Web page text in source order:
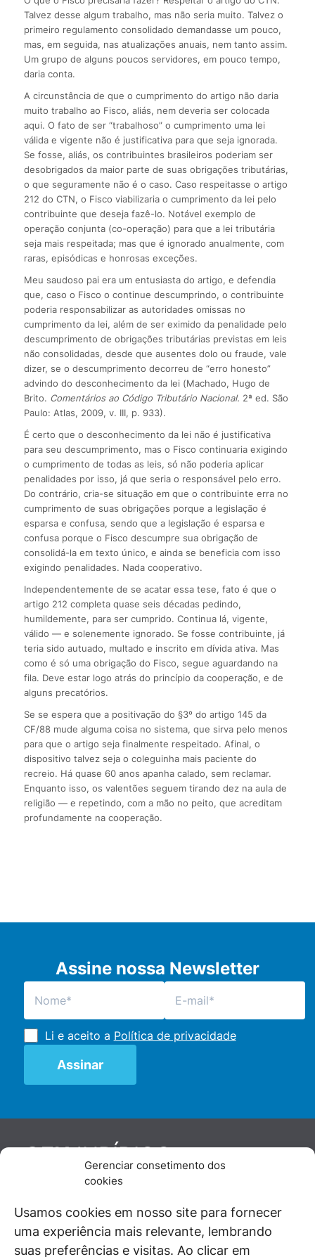
Gerenciar consetimento dos
cookies
Usamos cookies em nosso site para fornecer
uma experiência mais relevante, lembrando
suas preferências e visitas. Ao clicar em
Talvez desse algum trabalho, mas não seria muito. Talvez o
primeiro regulamento consolidado demandasse um pouco,
mas, em seguida, nas atualizações anuais, nem tanto assim.
Um grupo de alguns poucos servidores, em pouco tempo,
daria conta.
A circunstância de que o cumprimento do artigo não daria
muito trabalho ao Fisco, aliás, nem deveria ser colocada
aqui. O fato de ser “trabalhoso” o cumprimento uma lei
válida e vigente não é justificativa para que seja ignorada.
Se fosse, aliás, os contribuintes brasileiros poderiam ser
desobrigados da maior parte de suas obrigações tributárias,
o que seguramente não é o caso. Caso respeitasse o artigo
212 do CTN, o Fisco viabilizaria o cumprimento da lei pelo
contribuinte que deseja fazê-lo. Notável exemplo de
operação conjunta (co-operação) para que a lei tributária
seja mais respeitada; mas que é ignorado anualmente, com
raras, episódicas e honrosas exceções.
Meu saudoso pai era um entusiasta do artigo, e defendia
que, caso o Fisco o continue descumprindo, o contribuinte
poderia responsabilizar as autoridades omissas no
cumprimento da lei, além de ser eximido da penalidade pelo
descumprimento de obrigações tributárias previstas em leis
não consolidadas, desde que ausentes dolo ou fraude, vale
dizer, se o descumprimento decorreu de “erro honesto”
advindo do desconhecimento da lei (Machado, Hugo de
Brito. Comentários ao Código Tributário Nacional. 2ª ed. São
Paulo: Atlas, 2009, v. III, p. 933).
É certo que o desconhecimento da lei não é justificativa
para seu descumprimento, mas o Fisco continuaria exigindo
o cumprimento de todas as leis, só não poderia aplicar
penalidades por isso, já que seria o responsável pelo erro.
Do contrário, cria-se situação em que o contribuinte erra no
cumprimento de suas obrigações porque a legislação é
esparsa e confusa, sendo que a legislação é esparsa e
confusa porque o Fisco descumpre sua obrigação de
consolidá-la em texto único, e ainda se beneficia com isso
exigindo penalidades. Nada cooperativo.
Independentemente de se acatar essa tese, fato é que o
artigo 212 completa quase seis décadas pedindo,
humildemente, para ser cumprido. Continua lá, vigente,
válido — e solenemente ignorado. Se fosse contribuinte, já
teria sido autuado, multado e inscrito em dívida ativa. Mas
como é só uma obrigação do Fisco, segue aguardando na
fila. Deve estar logo atrás do princípio da cooperação, e de
alguns precatórios.
Se se espera que a positivação do §3º do artigo 145 da
CF/88 mude alguma coisa no sistema, que sirva pelo menos
para que o artigo seja finalmente respeitado. Afinal, o
dispositivo talvez seja o coleguinha mais paciente do
recreio. Há quase 60 anos apanha calado, sem reclamar.
Enquanto isso, os valentões seguem tirando dez na aula de
religião — e repetindo, com a mão no peito, que acreditam
profundamente na cooperação.
Assine nossa Newsletter
Li e aceito a Política de privacidade
GENJURÍDICO
De maneira independente, os autores e
juristas e doutrinadores nacionais, se posicionam
diante de questões relevantes do cotidiano e
universo jurídico.